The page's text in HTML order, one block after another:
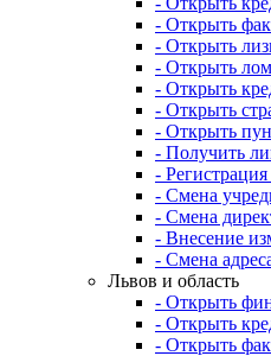
- Открыть
- Открыть
- Открыть
- Открыть
- Открыть
- Открыть
- Получить
-
- Смена
- Смена
- Внесение
- Смена
Львов и область
- Открыть
- Открыть
- Открыть